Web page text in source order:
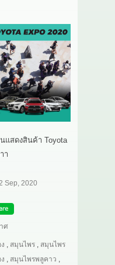
แสดงสินค้า Toyota
า
Sep, 2020
ศ
, สมุนไพร, สมุนไพร
, สมุนไพรพลูคาว ,